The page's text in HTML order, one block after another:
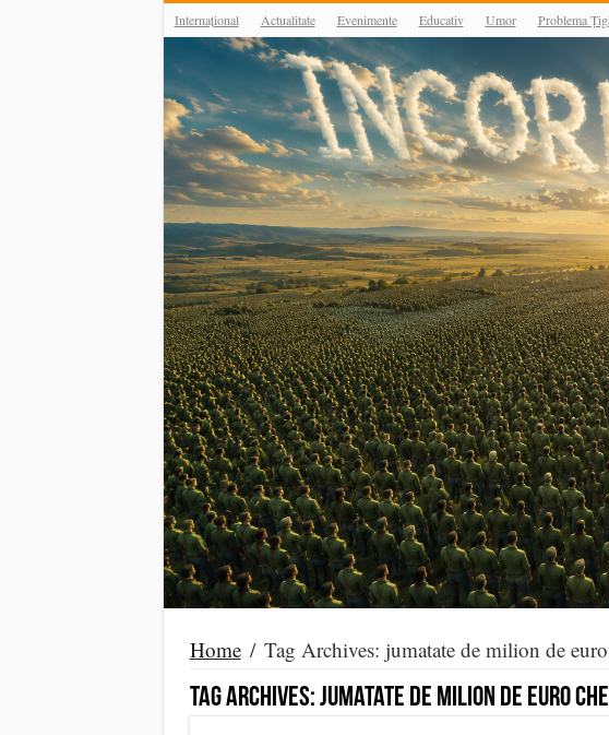
Internațional Actualitate Evenimente Educativ Umor Problema
Home / Tag Archives: jumatate de milion de
Tag Archives:jumatate de milion de euro